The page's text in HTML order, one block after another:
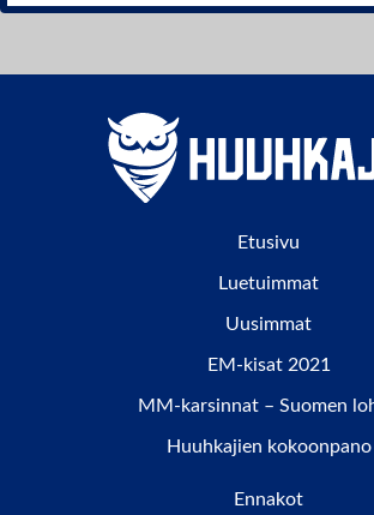
Etusivu
Luetuimmat
Uusimmat
EM-kisat 2021
MM-karsinnat – Suomen
Huuhkajien kokoonpano
Ennakot